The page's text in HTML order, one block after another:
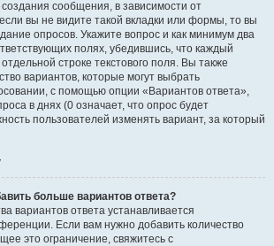
сообщения, в зависимости от
вы не видите такой вкладки или формы, то вы
опросов. Укажите вопрос и как минимум два
полях, убедившись, что каждый
строке текстового поля. Вы также
вариантов, которые могут выбрать
с помощью опции «Вариантов ответа»,
в днях (0 означает, что опрос будет
пользователей изменять вариант, за который
больше вариантов ответа?
вариантов ответа устанавливается
Если вам нужно добавить количество
это ограничение, свяжитесь с